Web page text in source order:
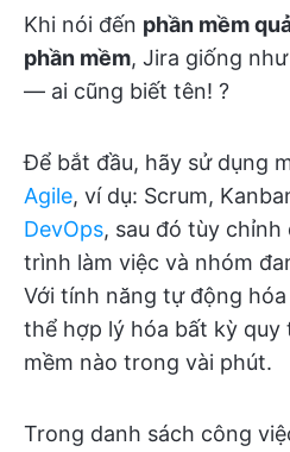
Khi nói đến phần mềm
phần mềm, Jira giống
— ai cũng biết tên! ?
Để bắt đầu, hãy sử dụng
Agile, ví dụ: Scrum,
DevOps, sau đó tùy
trình làm việc và nhóm
Với tính năng tự động
thể hợp lý hóa bất kỳ
mềm nào trong vài phút.
Trong danh sách công